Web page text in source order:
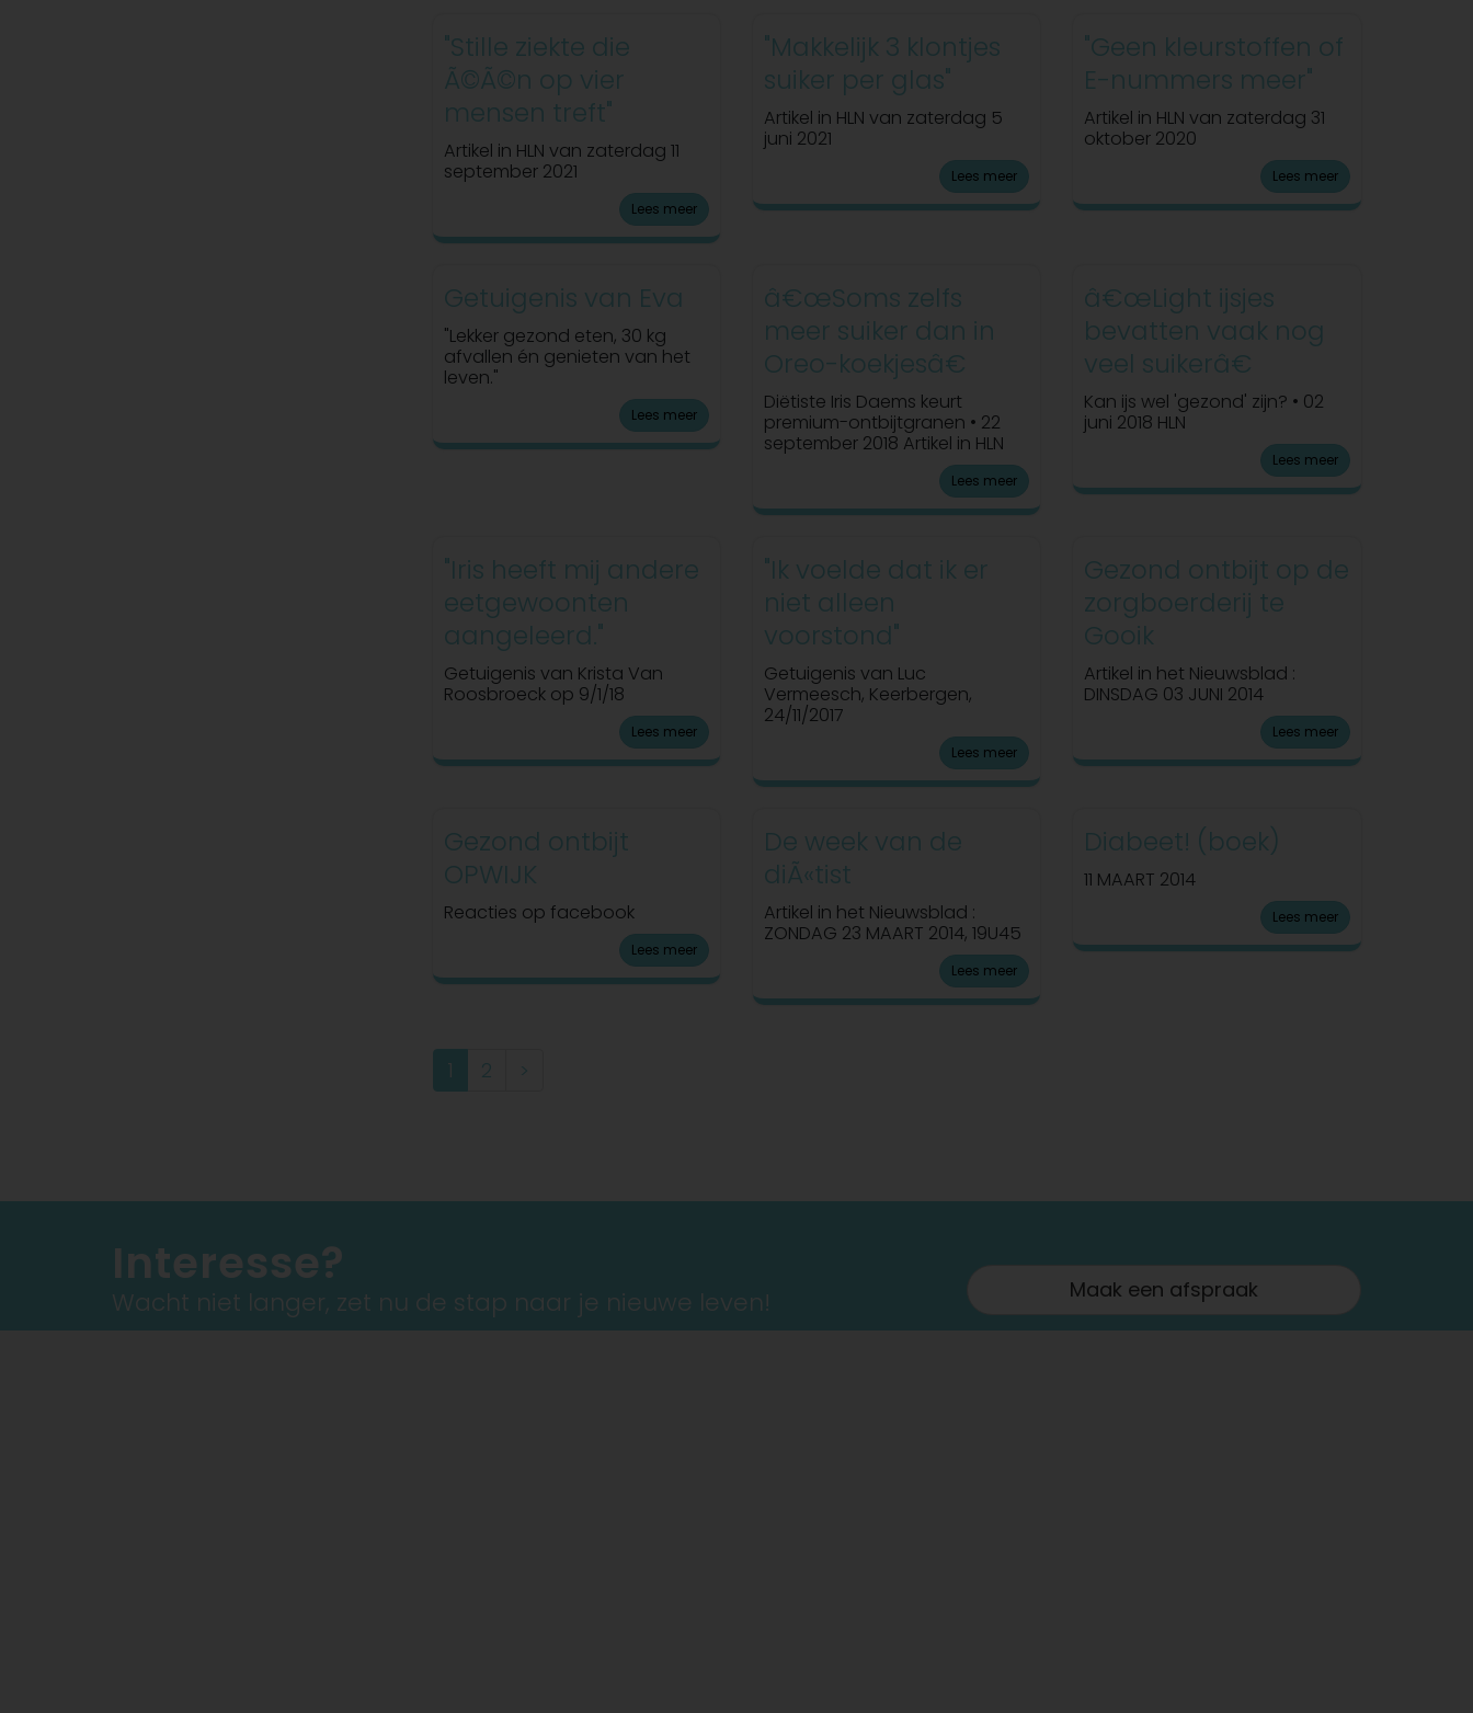
"Stille ziekte die
Ã©Ã©n op vier
mensen treft"
Artikel in HLN van zaterdag 11
september 2021
Lees meer
"Makkelijk 3 klontjes
suiker per glas"
Artikel in HLN van zaterdag 5
juni 2021
Lees meer
"Geen kleurstoffen of
E-nummers meer"
Artikel in HLN van zaterdag 31
oktober 2020
Lees meer
Getuigenis van Eva
"Lekker gezond eten, 30 kg
afvallen én genieten van het
leven."
Lees meer
â€œSoms zelfs
meer suiker dan in
Oreo-koekjesâ€
Diëtiste Iris Daems keurt
premium-ontbijtgranen • 22
september 2018 Artikel in HLN
Lees meer
â€œLight ijsjes
bevatten vaak nog
veel suikerâ€
Kan ijs wel 'gezond' zijn? • 02
juni 2018 HLN
Lees meer
"Iris heeft mij andere
eetgewoonten
aangeleerd."
Getuigenis van Krista Van
Roosbroeck op 9/1/18
Lees meer
"Ik voelde dat ik er
niet alleen
voorstond"
Getuigenis van Luc
Vermeesch, Keerbergen,
24/11/2017
Lees meer
Gezond ontbijt op de
zorgboerderij te
Gooik
Artikel in het Nieuwsblad :
DINSDAG 03 JUNI 2014
Lees meer
Gezond ontbijt
OPWIJK
Reacties op facebook
Lees meer
De week van de
diÃ«tist
Artikel in het Nieuwsblad :
ZONDAG 23 MAART 2014, 19U45
Lees meer
Diabeet! (boek)
11 MAART 2014
Lees meer
1 2 >
Interesse?
Wacht niet langer, zet nu de stap naar je nieuwe leven! Maak een afspraak